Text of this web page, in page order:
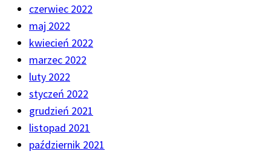
czerwiec 2022
maj 2022
kwiecień 2022
marzec 2022
luty 2022
styczeń 2022
grudzień 2021
listopad 2021
październik 2021